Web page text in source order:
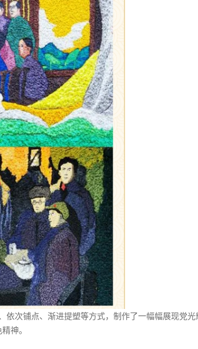
次铺点、渐进提塑等方式，制作了一幅幅展现党
神。